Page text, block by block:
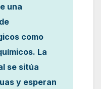
una
como
La
se sitúa
y esperan